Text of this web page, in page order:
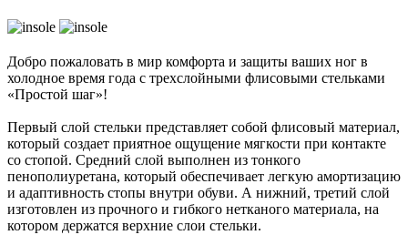
Добро пожаловать в мир комфорта и защиты ваших ног в
холодное время года с трехслойными флисовыми стельками
«Простой шаг»!
Первый слой стельки представляет собой флисовый материал,
который создает приятное ощущение мягкости при контакте
со стопой. Средний слой выполнен из тонкого
пенополиуретана, который обеспечивает легкую амортизацию
и адаптивность стопы внутри обуви. А нижний, третий слой
изготовлен из прочного и гибкого нетканого материала, на
котором держатся верхние слои стельки.